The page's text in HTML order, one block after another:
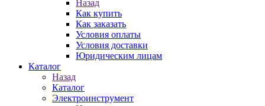
Назад
Как купить
Как заказать
Условия оплаты
Условия доставки
Юридическим лицам
Каталог
Назад
Каталог
Электроинструмент